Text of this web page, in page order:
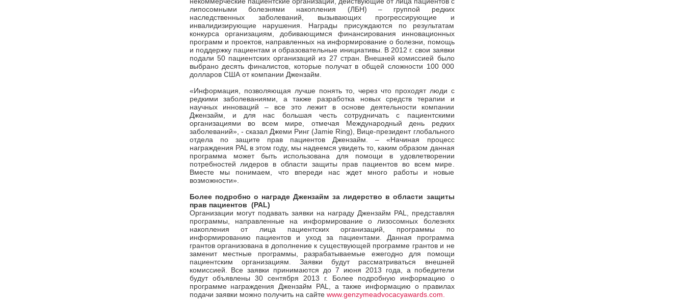
липосомными болезнями накопления (ЛБН) – группой редких
наследственных заболеваний, вызывающих прогрессирующие и
инвалидизирующие нарушения. Награды присуждаются по результатам
конкурса организациям, добивающимся финансирования инновационных
программ и проектов, направленных на информирование о болезни, помощь
и поддержку пациентам и образовательные инициативы. В 2012 г. свои заявки
подали 50 пациентских организаций из 27 стран. Внешней комиссией было
выбрано десять финалистов, которые получат в общей сложности 100 000
долларов США от компании Джензайм.
«Информация, позволяющая лучше понять то, через что проходят люди с
редкими заболеваниями, а также разработка новых средств терапии и
научных инноваций – все это лежит в основе деятельности компании
Джензайм, и для нас большая честь сотрудничать с пациентскими
организациями во всем мире, отмечая Международный день редких
заболеваний», - сказал Джеми Ринг (Jamie Ring), Вице-президент глобального
отдела по защите прав пациентов Джензайм. – «Начиная процесс
награждения PAL в этом году, мы надеемся увидеть то, каким образом данная
программа может быть использована для помощи в удовлетворении
потребностей лидеров в области защиты прав пациентов во всем мире.
Вместе мы понимаем, что впереди нас ждет много работы и новые
возможности».
Более подробно о награде Джензайм за лидерство в области защиты
прав пациентов (PAL)
Организации могут подавать заявки на награду Джензайм PAL, представляя
программы, направленные на информирование о лизосомных болезнях
накопления от лица пациентских организаций, программы по
информированию пациентов и уход за пациентами. Данная программа
грантов организована в дополнение к существующей программе грантов и не
заменит местные программы, разрабатываемые ежегодно для помощи
пациентским организациям. Заявки будут рассматриваться внешней
комиссией. Все заявки принимаются до 7 июня 2013 года, а победители
будут объявлены 30 сентября 2013 г. Более подробную информацию о
программе награждения Джензайм PAL, а также информацию о правилах
подачи заявки можно получить на сайте www.genzymeadvocacyawards.com